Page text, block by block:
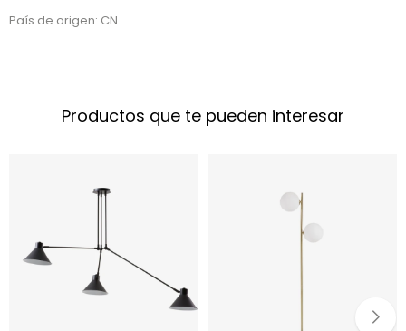
País de origen: CN
Productos que te pueden interesar